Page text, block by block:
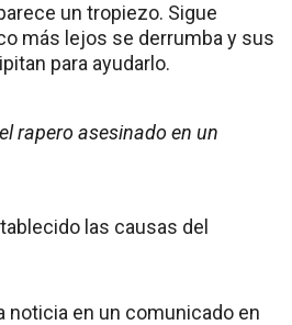
un tropiezo. Sigue
más lejos se derrumba y sus
para ayudarlo.
rapero asesinado en un
las causas del
noticia en un comunicado en